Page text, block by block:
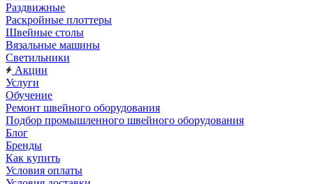
Раздвижные
Раскройные плоттеры
Швейные столы
Вязальные машины
Светильники
Акции
Услуги
Обучение
Ремонт швейного оборудования
Подбор промышленного швейного оборудования
Блог
Бренды
Как купить
Условия оплаты